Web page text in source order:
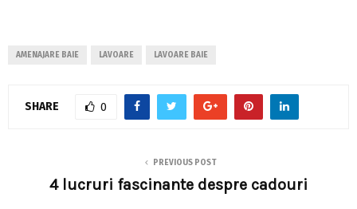
AMENAJARE BAIE LAVOARE LAVOARE BAIE
SHARE 0
PREVIOUS POST
4 lucruri fascinante despre cadouri